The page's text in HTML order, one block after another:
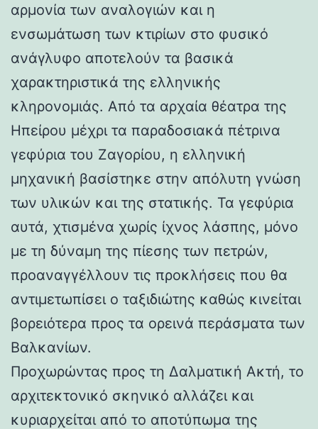
αρμονία των αναλογιών και η
ενσωμάτωση των κτιρίων στο φυσικό
ανάγλυφο αποτελούν τα βασικά
χαρακτηριστικά της ελληνικής
κληρονομιάς. Από τα αρχαία θέατρα της
Ηπείρου μέχρι τα παραδοσιακά πέτρινα
γεφύρια του Ζαγορίου, η ελληνική
μηχανική βασίστηκε στην απόλυτη γνώση
των υλικών και της στατικής. Τα γεφύρια
αυτά, χτισμένα χωρίς ίχνος λάσπης, μόνο
με τη δύναμη της πίεσης των πετρών,
προαναγγέλλουν τις προκλήσεις που θα
αντιμετωπίσει ο ταξιδιώτης καθώς κινείται
βορειότερα προς τα ορεινά περάσματα των
Βαλκανίων.
Προχωρώντας προς τη Δαλματική Ακτή, το
αρχιτεκτονικό σκηνικό αλλάζει και
κυριαρχείται από το αποτύπωμα της